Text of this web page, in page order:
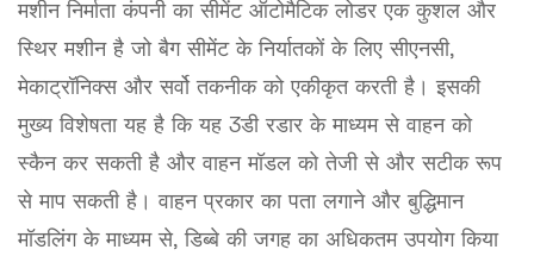
मशीन निर्माता कंपनी का सीमेंट ऑटोमैटिक लोडर एक कुशल और
स्थिर मशीन है जो बैग सीमेंट के निर्यातकों के लिए सीएनसी,
मेकाट्रॉनिक्स और सर्वो तकनीक को एकीकृत करती है। इसकी
मुख्य विशेषता यह है कि यह 3डी रडार के माध्यम से वाहन को
स्कैन कर सकती है और वाहन मॉडल को तेजी से और सटीक रूप
से माप सकती है। वाहन प्रकार का पता लगाने और बुद्धिमान
मॉडलिंग के माध्यम से, डिब्बे की जगह का अधिकतम उपयोग किया